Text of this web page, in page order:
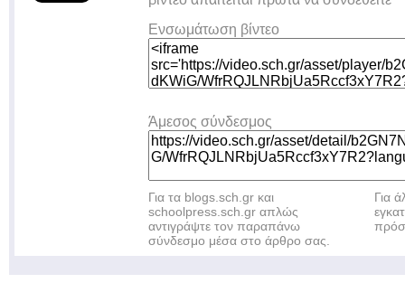
Ενσωμάτωση βίντεο
Άμεσος σύνδεσμος
Για τα blogs.sch.gr και
schoolpress.sch.gr απλώς
αντιγράψτε τον παραπάνω
σύνδεσμο μέσα στο άρθρο σας.
Για